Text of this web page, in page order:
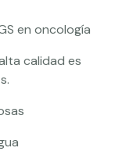
en oncología
calidad es